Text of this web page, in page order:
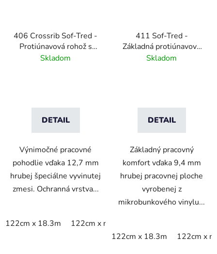
406 Crossrib Sof-Tred -
Protiúnavová rohož s
vrstvou Dyna-Shield a
Skladom
DETAIL
Výnimočné pracovné
pohodlie vďaka 12,7 mm
hrubej špeciálne vyvinutej
zmesi. Ochranná vrstva...
122cm x 18.3m 122cm x m
411 Sof-Tred -
Základná protiúnavová
rohož s kamienkovým
Skladom
DETAIL
Základný pracovný
komfort vďaka 9,4 mm
hrubej pracovnej ploche
vyrobenej z
mikrobunkového vinylu...
122cm x 18.3m 122cm x m